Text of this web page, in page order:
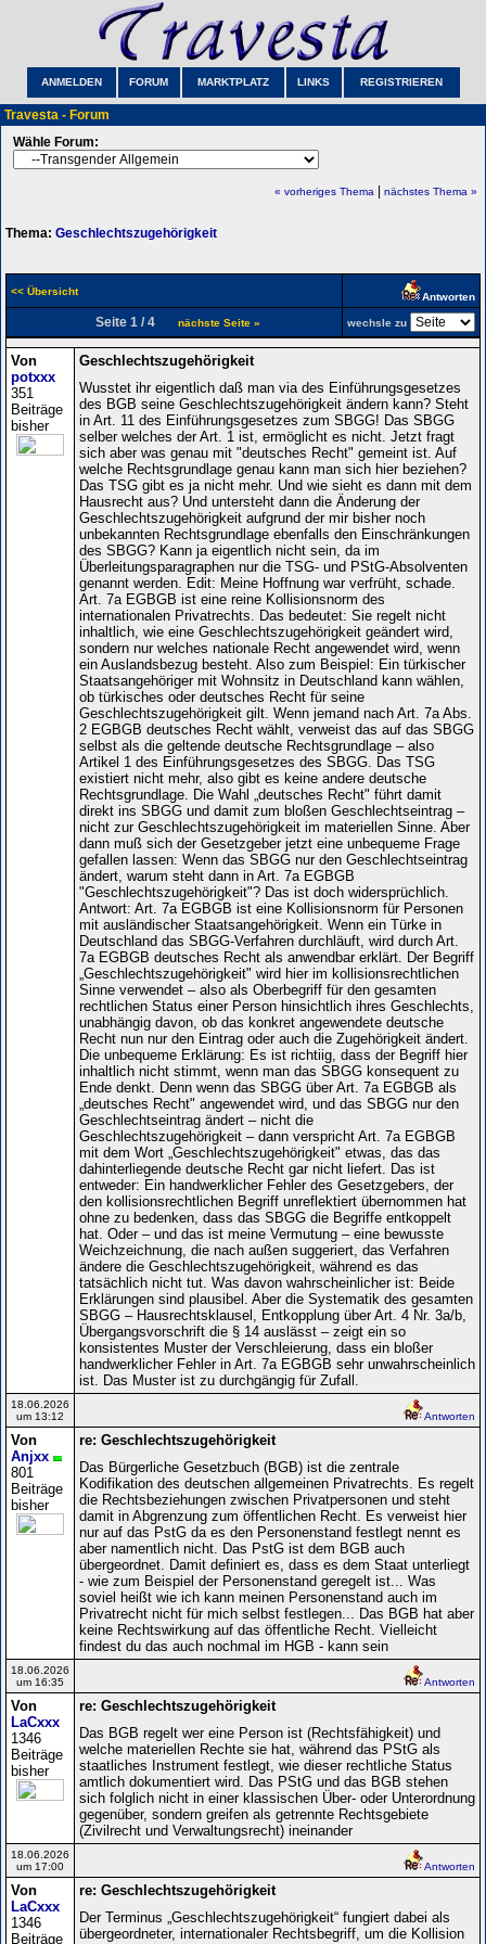
ANMELDEN FORUM MARKTPLATZ LINKS REGISTRIEREN
Travesta - Forum
Wähle Forum:
« vorheriges Thema nächstes Thema »
Thema: Geschlechtszugehörigkeit
<< Übersicht Antworten
Seite 1 / 4 nächste Seite » wechsle zu
Von
potxxx
351
Beiträge
bisher
Geschlechtszugehörigkeit
Wusstet ihr eigentlich daß man via des Einführungsgesetzes
des BGB seine Geschlechtszugehörigkeit ändern kann? Steht
in Art. 11 des Einführungsgesetzes zum SBGG! Das SBGG
selber welches der Art. 1 ist, ermöglicht es nicht. Jetzt fragt
sich aber was genau mit "deutsches Recht" gemeint ist. Auf
welche Rechtsgrundlage genau kann man sich hier beziehen?
Das TSG gibt es ja nicht mehr. Und wie sieht es dann mit dem
Hausrecht aus? Und untersteht dann die Änderung der
Geschlechtszugehörigkeit aufgrund der mir bisher noch
unbekannten Rechtsgrundlage ebenfalls den Einschränkungen
des SBGG? Kann ja eigentlich nicht sein, da im
Überleitungsparagraphen nur die TSG- und PStG-Absolventen
genannt werden. Edit: Meine Hoffnung war verfrüht, schade.
Art. 7a EGBGB ist eine reine Kollisionsnorm des
internationalen Privatrechts. Das bedeutet: Sie regelt nicht
inhaltlich, wie eine Geschlechtszugehörigkeit geändert wird,
sondern nur welches nationale Recht angewendet wird, wenn
ein Auslandsbezug besteht. Also zum Beispiel: Ein türkischer
Staatsangehöriger mit Wohnsitz in Deutschland kann wählen,
ob türkisches oder deutsches Recht für seine
Geschlechtszugehörigkeit gilt. Wenn jemand nach Art. 7a Abs.
2 EGBGB deutsches Recht wählt, verweist das auf das SBGG
selbst als die geltende deutsche Rechtsgrundlage – also
Artikel 1 des Einführungsgesetzes des SBGG. Das TSG
existiert nicht mehr, also gibt es keine andere deutsche
Rechtsgrundlage. Die Wahl „deutsches Recht" führt damit
direkt ins SBGG und damit zum bloßen Geschlechtseintrag –
nicht zur Geschlechtszugehörigkeit im materiellen Sinne. Aber
dann muß sich der Gesetzgeber jetzt eine unbequeme Frage
gefallen lassen: Wenn das SBGG nur den Geschlechtseintrag
ändert, warum steht dann in Art. 7a EGBGB
"Geschlechtszugehörigkeit"? Das ist doch widersprüchlich.
Antwort: Art. 7a EGBGB ist eine Kollisionsnorm für Personen
mit ausländischer Staatsangehörigkeit. Wenn ein Türke in
Deutschland das SBGG-Verfahren durchläuft, wird durch Art.
7a EGBGB deutsches Recht als anwendbar erklärt. Der Begriff
„Geschlechtszugehörigkeit" wird hier im kollisionsrechtlichen
Sinne verwendet – also als Oberbegriff für den gesamten
rechtlichen Status einer Person hinsichtlich ihres Geschlechts,
unabhängig davon, ob das konkret angewendete deutsche
Recht nun nur den Eintrag oder auch die Zugehörigkeit ändert.
Die unbequeme Erklärung: Es ist richtiig, dass der Begriff hier
inhaltlich nicht stimmt, wenn man das SBGG konsequent zu
Ende denkt. Denn wenn das SBGG über Art. 7a EGBGB als
„deutsches Recht" angewendet wird, und das SBGG nur den
Geschlechtseintrag ändert – nicht die
Geschlechtszugehörigkeit – dann verspricht Art. 7a EGBGB
mit dem Wort „Geschlechtszugehörigkeit" etwas, das das
dahinterliegende deutsche Recht gar nicht liefert. Das ist
entweder: Ein handwerklicher Fehler des Gesetzgebers, der
den kollisionsrechtlichen Begriff unreflektiert übernommen hat
ohne zu bedenken, dass das SBGG die Begriffe entkoppelt
hat. Oder – und das ist meine Vermutung – eine bewusste
Weichzeichnung, die nach außen suggeriert, das Verfahren
ändere die Geschlechtszugehörigkeit, während es das
tatsächlich nicht tut. Was davon wahrscheinlicher ist: Beide
Erklärungen sind plausibel. Aber die Systematik des gesamten
SBGG – Hausrechtsklausel, Entkopplung über Art. 4 Nr. 3a/b,
Übergangsvorschrift die § 14 auslässt – zeigt ein so
konsistentes Muster der Verschleierung, dass ein bloßer
handwerklicher Fehler in Art. 7a EGBGB sehr unwahrscheinlich
ist. Das Muster ist zu durchgängig für Zufall.
18.06.2026
um 13:12
Antworten
Von
Anjxx
801
Beiträge
bisher
re: Geschlechtszugehörigkeit
Das Bürgerliche Gesetzbuch (BGB) ist die zentrale
Kodifikation des deutschen allgemeinen Privatrechts. Es regelt
die Rechtsbeziehungen zwischen Privatpersonen und steht
damit in Abgrenzung zum öffentlichen Recht. Es verweist hier
nur auf das PstG da es den Personenstand festlegt nennt es
aber namentlich nicht. Das PstG ist dem BGB auch
übergeordnet. Damit definiert es, dass es dem Staat unterliegt
- wie zum Beispiel der Personenstand geregelt ist... Was
soviel heißt wie ich kann meinen Personenstand auch im
Privatrecht nicht für mich selbst festlegen... Das BGB hat aber
keine Rechtswirkung auf das öffentliche Recht. Vielleicht
findest du das auch nochmal im HGB - kann sein
18.06.2026
um 16:35
Antworten
Von
LaCxxx
1346
Beiträge
bisher
re: Geschlechtszugehörigkeit
Das BGB regelt wer eine Person ist (Rechtsfähigkeit) und
welche materiellen Rechte sie hat, während das PStG als
staatliches Instrument festlegt, wie dieser rechtliche Status
amtlich dokumentiert wird. Das PStG und das BGB stehen
sich folglich nicht in einer klassischen Über- oder Unterordnung
gegenüber, sondern greifen als getrennte Rechtsgebiete
(Zivilrecht und Verwaltungsrecht) ineinander
18.06.2026
um 17:00
Antworten
Von
LaCxxx
1346
Beiträge
re: Geschlechtszugehörigkeit
Der Terminus „Geschlechtszugehörigkeit“ fungiert dabei als
übergeordneter, internationaler Rechtsbegriff, um die Kollision